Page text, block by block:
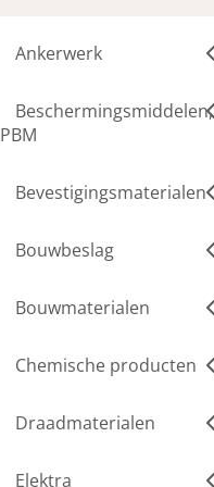
Ankerwerk
Beschermingsmiddelen,
PBM
Bevestigingsmaterialen
Bouwbeslag
Bouwmaterialen
Chemische producten
Draadmaterialen
Elektra